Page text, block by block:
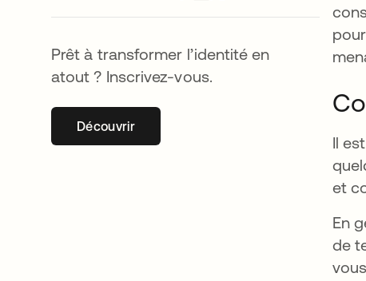
Prêt à transformer l’identité en
atout ? Inscrivez-vous.
Découvrirs’ouvre dans un nouvel onglet
Il
et
En
de